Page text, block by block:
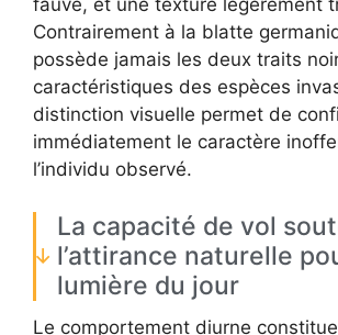
fauve, et une texture légèrement
Contrairement à la blatte
possède jamais les deux traits
caractéristiques des espèces
distinction visuelle permet de
immédiatement le caractère
l’individu observé.
La capacité de vol
l’attirance naturelle
lumière du jour
Le comportement diurne